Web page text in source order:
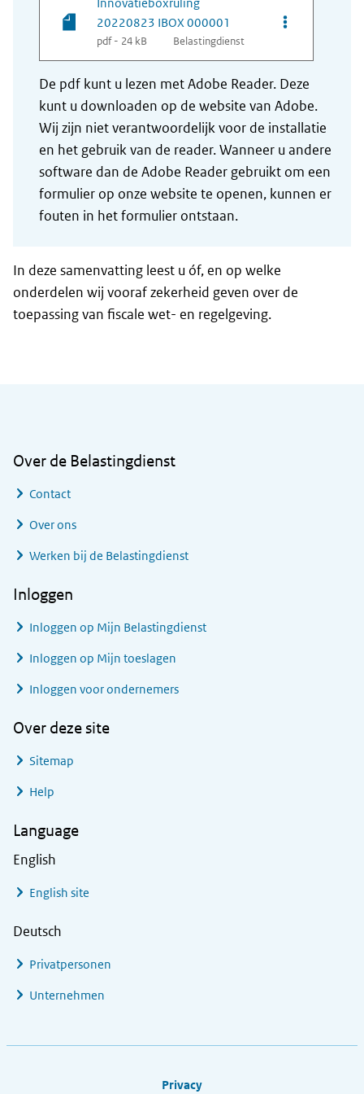
20220823 IBOX 000001
pdf - 24 kB Belastingdienst
Opties van
De pdf kunt u lezen met Adobe Reader. Deze
kunt u downloaden op de website van Adobe.
Wij zijn niet verantwoordelijk voor de installatie
en het gebruik van de reader. Wanneer u andere
software dan de Adobe Reader gebruikt om een
formulier op onze website te openen, kunnen er
fouten in het formulier ontstaan.
In deze samenvatting leest u óf, en op welke
onderdelen wij vooraf zekerheid geven over de
toepassing van fiscale wet- en regelgeving.
Over de Belastingdienst
Contact
Over ons
Werken bij de Belastingdienst
Inloggen
Inloggen op Mijn Belastingdienst
Inloggen op Mijn toeslagen
Inloggen voor ondernemers
Over deze site
Sitemap
Help
Language
English
English site
Deutsch
Privatpersonen
Unternehmen
Privacy